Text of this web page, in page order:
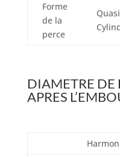
Forme
de la
perce
Quasi
DIAMETRE DE
APRES